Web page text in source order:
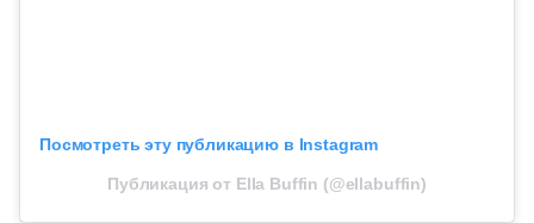
Посмотреть эту публикацию в Instagram
Публикация от Ella Buffin (@ellabuffin)